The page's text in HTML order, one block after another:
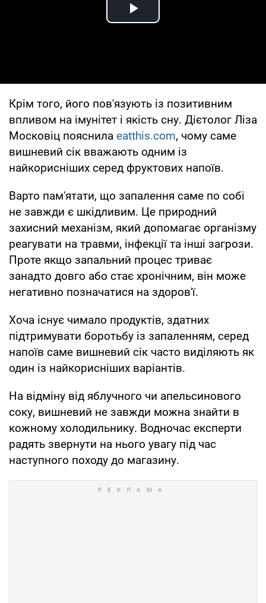
Play Video
Крім того, його пов'язують із позитивним
впливом на імунітет і якість сну. Дієтолог Ліза
Московіц пояснила eatthis.com, чому саме
вишневий сік вважають одним із
найкорисніших серед фруктових напоїв.
Варто пам'ятати, що запалення саме по собі
не завжди є шкідливим. Це природний
захисний механізм, який допомагає організму
реагувати на травми, інфекції та інші загрози.
Проте якщо запальний процес триває
занадто довго або стає хронічним, він може
негативно позначатися на здоров'ї.
Хоча існує чимало продуктів, здатних
підтримувати боротьбу із запаленням, серед
напоїв саме вишневий сік часто виділяють як
один із найкорисніших варіантів.
На відміну від яблучного чи апельсинового
соку, вишневий не завжди можна знайти в
кожному холодильнику. Водночас експерти
радять звернути на нього увагу під час
наступного походу до магазину.